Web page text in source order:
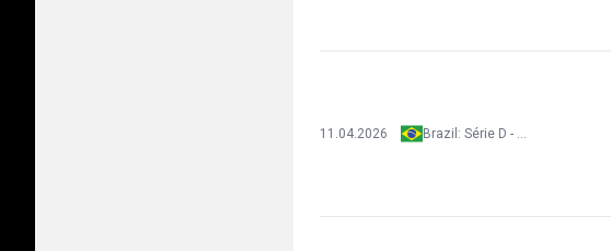
11.04.2026 Brazil: Série D - Play Offs